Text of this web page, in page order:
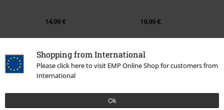
Shopping from International
Please click here to visit EMP Online Shop for customers from
International
Ok
14,99 € 19,99 €
0 Opiniones
Dinos qué opinas de "Black Heart".